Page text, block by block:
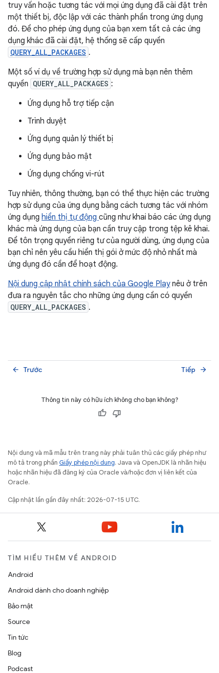
truy vấn hoặc tương tác với mọi ứng dụng đã cài đặt trên
một thiết bị, độc lập với các thành phần trong ứng dụng
đó. Để cho phép ứng dụng của bạn xem tất cả các ứng
dụng khác đã cài đặt, hệ thống sẽ cấp quyền
QUERY_ALL_PACKAGES .
Một số ví dụ về trường hợp sử dụng mà bạn nên thêm
quyền QUERY_ALL_PACKAGES :
Ứng dụng hỗ trợ tiếp cận
Trình duyệt
Ứng dụng quản lý thiết bị
Ứng dụng bảo mật
Ứng dụng chống vi-rút
Tuy nhiên, thông thường, bạn có thể thực hiện các trường
hợp sử dụng của ứng dụng bằng cách tương tác với nhóm
ứng dụng hiển thị tự động cũng như khai báo các ứng dụng
khác mà ứng dụng của bạn cần truy cập trong tệp kê khai.
Để tôn trọng quyền riêng tư của người dùng, ứng dụng của
bạn chỉ nên yêu cầu hiển thị gói ở mức độ nhỏ nhất mà
ứng dụng đó cần để hoạt động.
Nội dung cập nhật chính sách của Google Playnêu ở trên
đưa ra nguyên tắc cho những ứng dụng cần có quyền
QUERY_ALL_PACKAGES .
Trước
arrow_back Tiếp arrow_forward
Thông tin này có hữu ích không cho bạn không?
Nội dung và mã mẫu trên trang này phải tuân thủ các giấy phép như
mô tả trong phần Giấy phép nội dung. Java và OpenJDK là nhãn hiệu
hoặc nhãn hiệu đã đăng ký của Oracle và/hoặc đơn vị liên kết của
Oracle.
Cập nhật lần gần đây nhất: 2026-07-15 UTC.
TÌM HIỂU THÊM VỀ ANDROID
Android
Android dành cho doanh nghiệp
Bảo mật
Source
Tin tức
Blog
Podcast